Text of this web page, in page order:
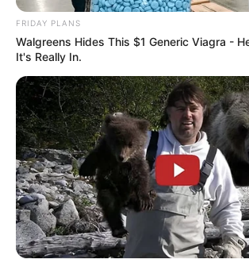
FRIDAY PLANS
Walgreens Hides This $1 Generic Viagra -
It's Really In.